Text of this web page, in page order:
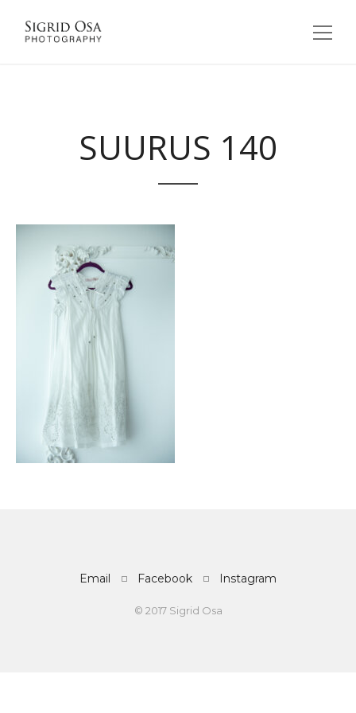
SUURUS 140
Email Facebook Instagram
© 2017 Sigrid Osa